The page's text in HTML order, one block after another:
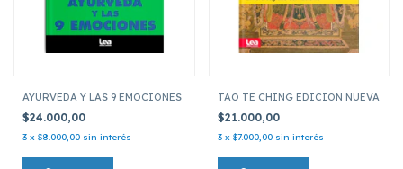
AYURVEDA Y LAS 9 EMOCIONES
$24.000,00
3 x $8.000,00 sin interés
TAO TE CHING EDICION NUEVA
$21.000,00
3 x $7.000,00 sin interés